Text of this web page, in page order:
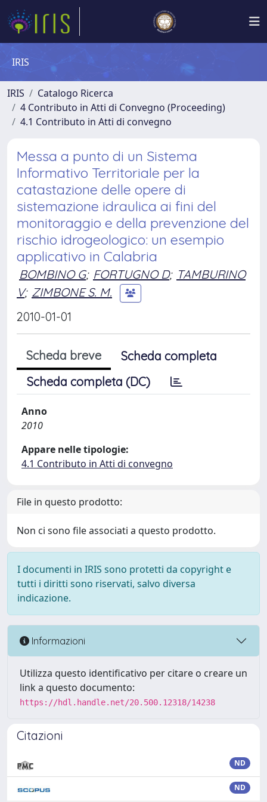
IRIS
IRIS
Catalogo Ricerca
4 Contributo in Atti di Convegno (Proceeding)
4.1 Contributo in Atti di convegno
Messa a punto di un Sistema
Informativo Territoriale per la
catastazione delle opere di
sistemazione idraulica ai fini del
monitoraggio e della prevenzione del
rischio idrogeologico: un esempio
applicativo in Calabria
BOMBINO G; FORTUGNO D; TAMBURINO
V; ZIMBONE S. M.
2010-01-01
Scheda breve
Scheda completa
Scheda completa (DC)
Anno
2010
Appare nelle tipologie:
4.1 Contributo in Atti di convegno
File in questo prodotto:
Non ci sono file associati a questo prodotto.
I documenti in IRIS sono protetti da copyright e
tutti i diritti sono riservati, salvo diversa
indicazione.
Informazioni
Utilizza questo identificativo per citare o creare un
link a questo documento:
https://hdl.handle.net/20.500.12318/14238
Citazioni
ND
ND